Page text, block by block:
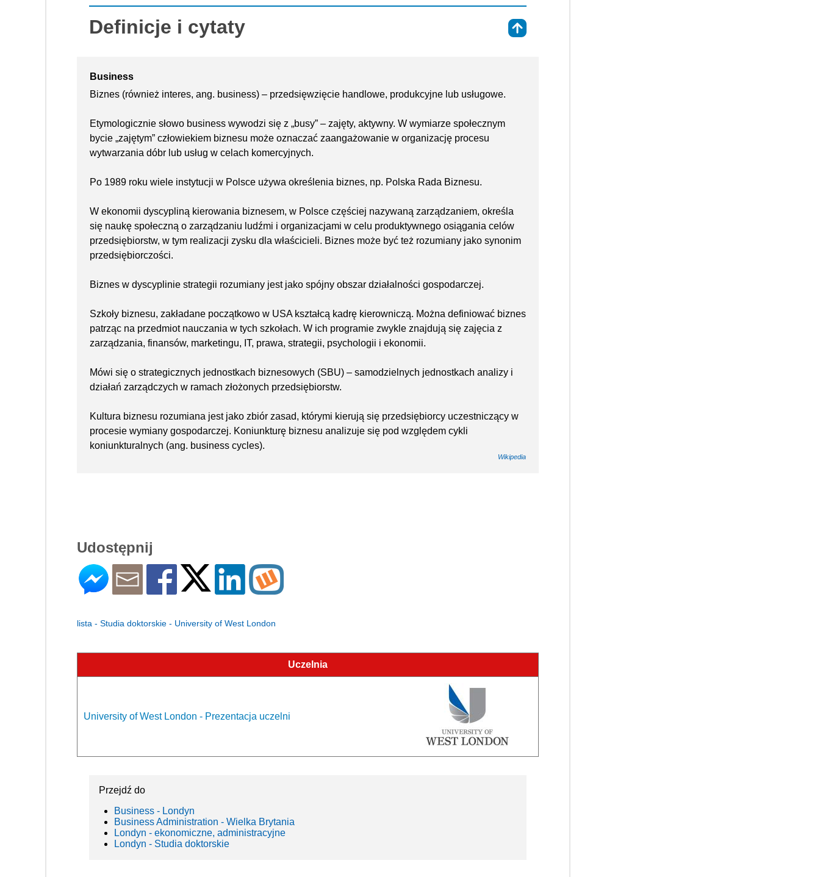
Definicje i cytaty
Business
Biznes (również interes, ang. business) – przedsięwzięcie handlowe, produkcyjne lub usługowe.
Etymologicznie słowo business wywodzi się z „busy” – zajęty, aktywny. W wymiarze społecznym
bycie „zajętym” człowiekiem biznesu może oznaczać zaangażowanie w organizację procesu
wytwarzania dóbr lub usług w celach komercyjnych.
Po 1989 roku wiele instytucji w Polsce używa określenia biznes, np. Polska Rada Biznesu.
W ekonomii dyscypliną kierowania biznesem, w Polsce częściej nazywaną zarządzaniem, określa
się naukę społeczną o zarządzaniu ludźmi i organizacjami w celu produktywnego osiągania celów
przedsiębiorstw, w tym realizacji zysku dla właścicieli. Biznes może być też rozumiany jako synonim
przedsiębiorczości.
Biznes w dyscyplinie strategii rozumiany jest jako spójny obszar działalności gospodarczej.
Szkoły biznesu, zakładane początkowo w USA kształcą kadrę kierowniczą. Można definiować biznes
patrząc na przedmiot nauczania w tych szkołach. W ich programie zwykle znajdują się zajęcia z
zarządzania, finansów, marketingu, IT, prawa, strategii, psychologii i ekonomii.
Mówi się o strategicznych jednostkach biznesowych (SBU) – samodzielnych jednostkach analizy i
działań zarządczych w ramach złożonych przedsiębiorstw.
Kultura biznesu rozumiana jest jako zbiór zasad, którymi kierują się przedsiębiorcy uczestniczący w
procesie wymiany gospodarczej. Koniunkturę biznesu analizuje się pod względem cykli
koniunkturalnych (ang. business cycles).
Wikipedia
Udostępnij
lista - Studia doktorskie - University of West London
Uczelnia
University of West London - Prezentacja uczelni
Przejdź do
Business - Londyn
Business Administration - Wielka Brytania
Londyn - ekonomiczne, administracyjne
Londyn - Studia doktorskie